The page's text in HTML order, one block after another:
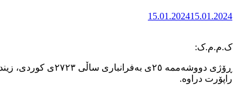
15.01.202415.01.2024
ک.م.م.ک:
ڕۆژی دووشەممە
راپۆرت دراوە.